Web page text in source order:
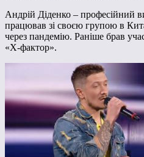
Андрій Діденко – професійний
працював зі своєю групою в
через пандемію. Раніше брав
«Х-фактор».